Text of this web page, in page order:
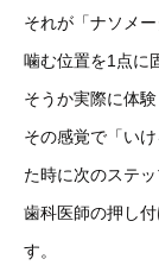
それが「ナソメ
噛む位置を1点に
そうか実際に体験
その感覚で「い
た時に次のステッ
歯科医師の押し
す。